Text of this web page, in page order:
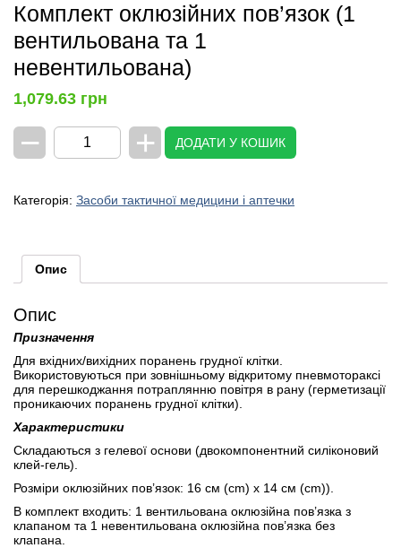
Комплект оклюзійних пов’язок (1
вентильована та 1
невентильована)
1,079.63 грн
−
Комплект
оклюзійних
пов'язок
та
+ ДОДАТИ У КОШИК
Категорія: Засоби тактичної медицини і аптечки
Опис
Опис
Призначення
Для вхідних/вихідних поранень грудної клітки.
Використовуються при зовнішньому відкритому пневмотораксі
для перешкоджання потраплянню повітря в рану (герметизації
проникаючих поранень грудної клітки).
Характеристики
Складаються з гелевої основи (двокомпонентний силіконовий
клей-гель).
Розміри оклюзійних пов’язок: 16 см (cm) х 14 см (cm)).
В комплект входить: 1 вентильована оклюзійна пов’язка з
клапаном та 1 невентильована оклюзійна пов’язка без
клапана.